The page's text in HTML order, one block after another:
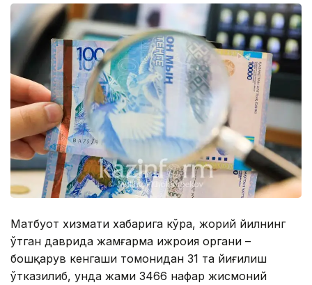
Матбуот хизмати хабарига кўра, жорий йилнинг
ўтган даврида жамғарма ижроия органи –
бошқарув кенгаши томонидан 31 та йиғилиш
ўтказилиб, унда жами 3466 нафар жисмоний